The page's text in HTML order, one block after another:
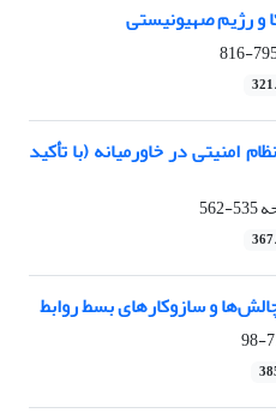
و رژیم صهیونیستی
795-
امنیتی در ‏خاورمیانه (با تأکید
535-562
و ‏سازوکارهای بسط روابط